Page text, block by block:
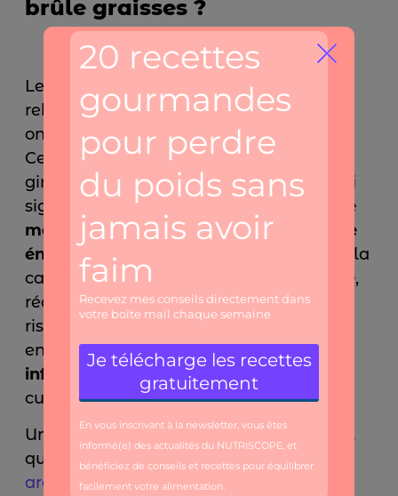
brûle graisses ?
Les épices ne servent pas seulement à
rehausser le goût des préparations, elles
ont aussi des vertus pour la santé.
Certaines d’entre elles, comme le
gingembre, sontthermogéniques, ce qui
signifie qu’elles
stimulent légèrement le
métabolismeet augmentent la
dépense
énergétique du corps
. D’autres, comme la
cannelle,aident à stabiliser la glycémie,
réduisant ainsi les pics de sucre et le
risque de
stockage de graisse
encore, sontdes épices anti-
inflammatoires
comme le curcuma, le
cumin ou le poivre noir.
Un autre point important à souligner, est
que
l’utilisation régulière d’
épices et
aromatespermet de réduire l’utilisation